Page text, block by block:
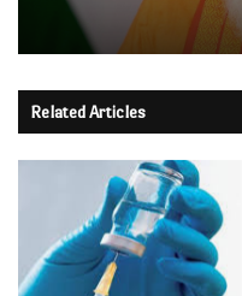
Related Articles